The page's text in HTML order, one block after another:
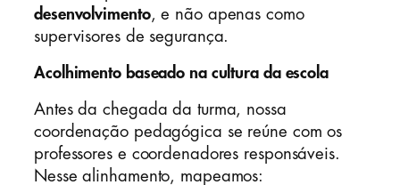
desenvolvimento, e não apenas como
supervisores de segurança.
Acolhimento baseado na cultura da escola
Antes da chegada da turma, nossa
coordenação pedagógica se reúne com os
professores e coordenadores responsáveis.
Nesse alinhamento, mapeamos: